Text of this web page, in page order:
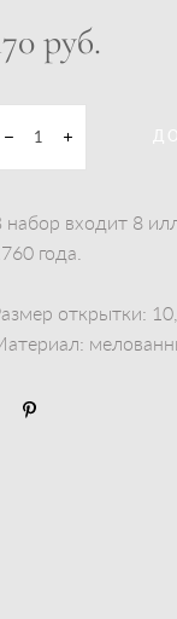
pуб.
набор входит 8
года.
открытки: